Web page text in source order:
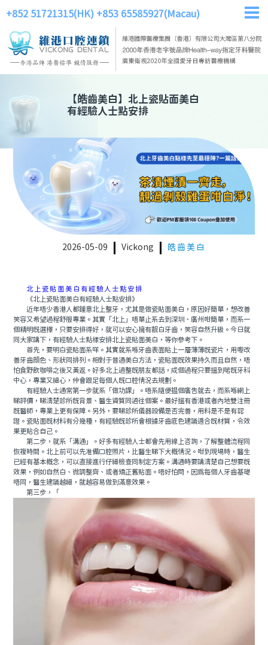
+852 51721315(HK) +853 65585927(Macau)
【皓齒美白】 北上瓷貼面美白
有經驗人士點安排
2026-05-09 Vickong 皓齒美白
北上瓷貼面美白有經驗人士點安排
《北上瓷貼面美白有經驗人士點安排》
近年唔少香港人都鍾意北上整牙，尤其是做瓷貼面美白，原因好簡單，想改善
笑容又希望過程舒服專業。其實「北上」唔單止系去到深圳、廣州咁簡單，而系一
個精明既選擇，只要安排得好，就可以安心擁有靓白牙齒，笑容自然升級。今日就
同大家講下，有經驗人士點樣安排北上瓷貼面美白，等你參考下。
首先，要明白瓷貼面系咩。其實就系喺牙齒表面貼上一層薄薄既瓷片，用嚟改
善牙齒顔色、形狀同排列。相對于普通美白方法，瓷貼面既效果持久而且自然，唔
怕食野飲咖啡之後又黃返。好多北上過整既朋友都話，成個過程只要搵到啱既牙科
中心，專業又細心，仲會跟足每個人既口腔情況去規劃。
有經驗人士通常第一步就系「做功課」。唔系隨便揾個廣告就去，而系喺網上
睇評價，睇清楚診所既背景、醫生資質同過往個案。最好搵有香港或者內地雙注冊
既醫師，專業上更有保障。另外，要睇診所儀器設備是否完善，用料是不是有認
證。瓷貼面既材料有分幾種，有經驗既診所會根據牙齒底色建議適合既材質，令效
果更貼合自己。
第二步，就系「溝通」。好多有經驗人士都會先用線上咨詢，了解整體流程同
恢複時間。北上前可以先准備口腔照片，比醫生睇下大概情況。咁到現場時，醫生
已經有基本概念，可以直接進行仔細檢查同制定方案。溝通時要講清楚自己想要既
效果，例如自然白、微調整齊、或者矯正舊貼面。唔好怕問，因為每個人牙齒基礎
唔同，醫生建議越細，就越容易做到滿意效果。
第三步，「